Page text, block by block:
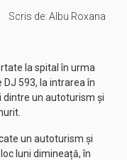
Scris de: Albu Roxana
la spital în urma
593, la intrarea în
dintre un autoturism și
un autoturism și
luni dimineață, în